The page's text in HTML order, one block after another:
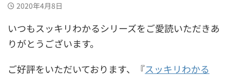
2020年4月8日
いつもスッキリわかるシリーズをご愛読いただきあ
りがとうございます。
ご好評をいただいております、『スッキリわかる